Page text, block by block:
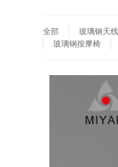
全部 玻璃钢天
玻璃钢按摩椅